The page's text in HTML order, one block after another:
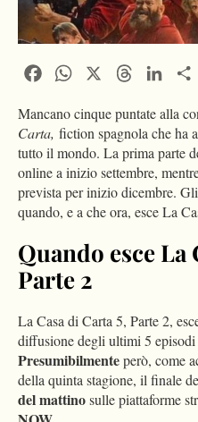
FacebookWhatsApp Threads
Mancano cinque puntate alla
Carta, fiction spagnola che ha
tutto il mondo. La prima parte
online a inizio settembre,
prevista per inizio dicembre.
quando, e a che ora, esce La
Quando esce La
Parte 2
La Casa di Carta 5, Parte 2,
diffusione degli ultimi 5 episodi
Presumibilmenteperò, come
della quinta stagione, il finale
del mattinosulle piattaforme